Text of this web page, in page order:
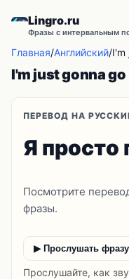
Lingro.ru
Фразы с интервальным
Главная/Английский/I'm
I'm just gonna go
ПЕРЕВОД НА
Я просто
Посмотрите
фразы.
▶ Прослушать фразу
Прослушайте, как